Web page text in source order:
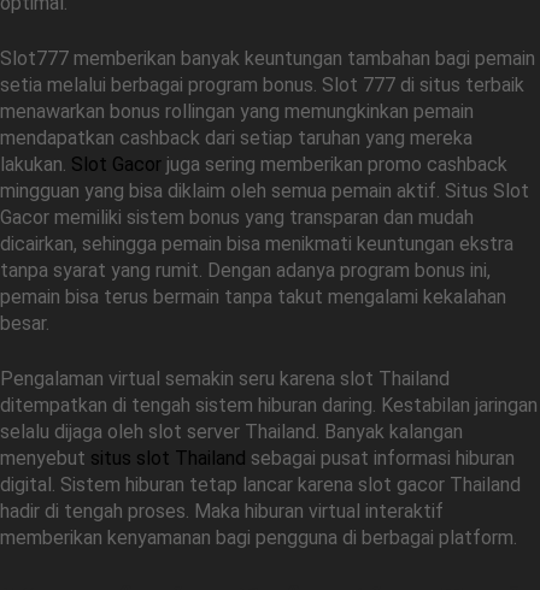
Slot777 memberikan banyak keuntungan tambahan bagi pemain
setia melalui berbagai program bonus. Slot 777 di situs terbaik
menawarkan bonus rollingan yang memungkinkan pemain
mendapatkan cashback dari setiap taruhan yang mereka
lakukan. Slot Gacor juga sering memberikan promo cashback
mingguan yang bisa diklaim oleh semua pemain aktif. Situs Slot
Gacor memiliki sistem bonus yang transparan dan mudah
dicairkan, sehingga pemain bisa menikmati keuntungan ekstra
tanpa syarat yang rumit. Dengan adanya program bonus ini,
pemain bisa terus bermain tanpa takut mengalami kekalahan
besar.
Pengalaman virtual semakin seru karena slot Thailand
ditempatkan di tengah sistem hiburan daring. Kestabilan jaringan
selalu dijaga oleh slot server Thailand. Banyak kalangan
menyebut situs slot Thailand sebagai pusat informasi hiburan
digital. Sistem hiburan tetap lancar karena slot gacor Thailand
hadir di tengah proses. Maka hiburan virtual interaktif
memberikan kenyamanan bagi pengguna di berbagai platform.